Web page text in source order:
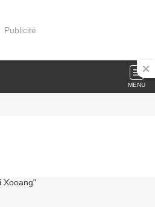
Publicité
MENU